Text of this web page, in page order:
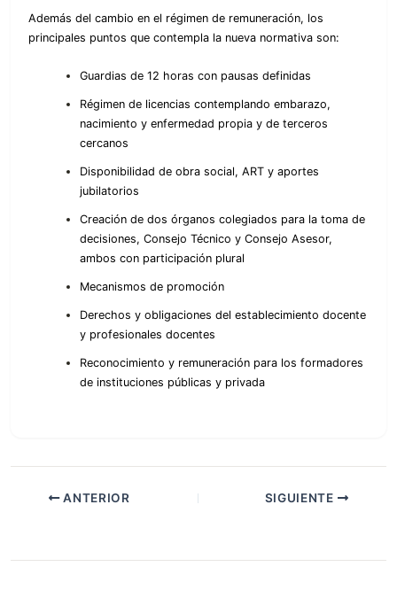
Además del cambio en el régimen de remuneración, los
principales puntos que contempla la nueva normativa son:
Guardias de 12 horas con pausas definidas
Régimen de licencias contemplando embarazo,
nacimiento y enfermedad propia y de terceros
cercanos
Disponibilidad de obra social, ART y aportes
jubilatorios
Creación de dos órganos colegiados para la toma de
decisiones, Consejo Técnico y Consejo Asesor,
ambos con participación plural
Mecanismos de promoción
Derechos y obligaciones del establecimiento docente
y profesionales docentes
Reconocimiento y remuneración para los formadores
de instituciones públicas y privada
ANTERIOR SIGUIENTE